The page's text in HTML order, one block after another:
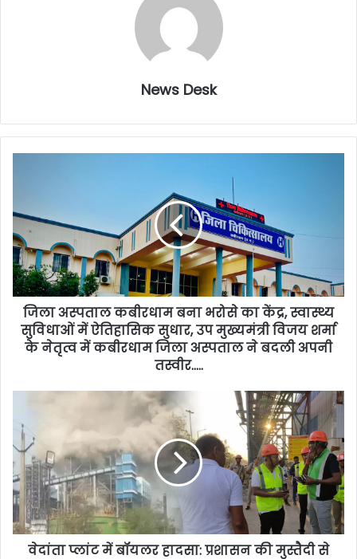
News Desk
जिला अस्पताल कबीरधाम बना भरोसे का केंद्र, स्वास्थ्य
सुविधाओं में ऐतिहासिक सुधार, उप मुख्यमंत्री विजय शर्मा
के नेतृत्व में कबीरधाम जिला अस्पताल ने बदली अपनी
तस्वीर…..
वेदांता प्लांट में बॉयलर हादसा: प्रशासन की मुस्तैदी से